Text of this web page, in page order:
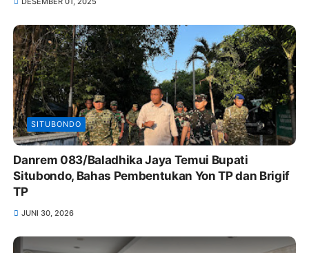
SITUBONDO
Danrem 083/Baladhika Jaya Temui Bupati
Situbondo, Bahas Pembentukan Yon TP dan Brigif
TP
JUNI 30, 2026